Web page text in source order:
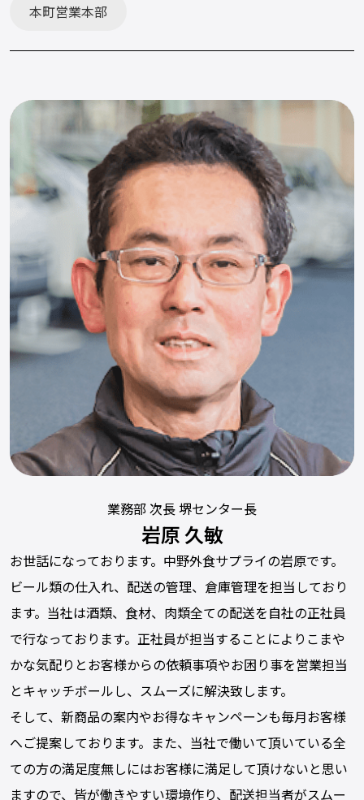
本町営業本部
業務部 次長 堺センター長
岩原 久敏
お世話になっております。中野外食サプライの岩原です。
ビール類の仕入れ、配送の管理、倉庫管理を担当しており
ます。当社は酒類、食材、肉類全ての配送を自社の正社員
で行なっております。正社員が担当することによりこまや
かな気配りとお客様からの依頼事項やお困り事を営業担当
とキャッチボールし、スムーズに解決致します。
そして、新商品の案内やお得なキャンペーンも毎月お客様
へご提案しております。また、当社で働いて頂いている全
ての方の満足度無しにはお客様に満足して頂けないと思い
ますので、皆が働きやすい環境作り、配送担当者がスムー